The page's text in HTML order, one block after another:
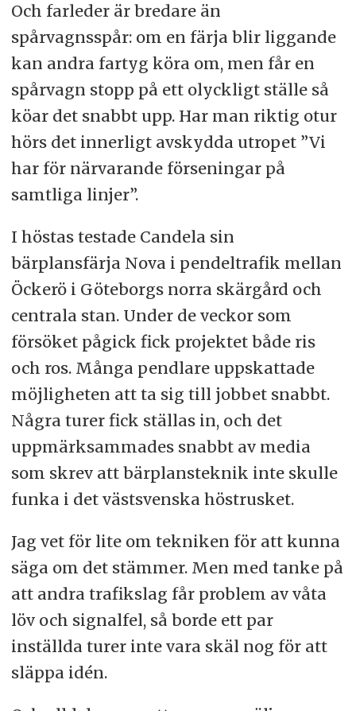
Och farleder är bredare än
spårvagnsspår: om en färja blir liggande
kan andra fartyg köra om, men får en
spårvagn stopp på ett olyckligt ställe så
köar det snabbt upp. Har man riktig otur
hörs det innerligt avskydda utropet ”Vi
har för närvarande förseningar på
samtliga linjer”.
I höstas testade Candela sin
bärplansfärja Nova i pendeltrafik mellan
Öckerö i Göteborgs norra skärgård och
centrala stan. Under de veckor som
försöket pågick fick projektet både ris
och ros. Många pendlare uppskattade
möjligheten att ta sig till jobbet snabbt.
Några turer fick ställas in, och det
uppmärksammades snabbt av media
som skrev att bärplansteknik inte skulle
funka i det västsvenska höstrusket.
Jag vet för lite om tekniken för att kunna
säga om det stämmer. Men med tanke på
att andra trafikslag får problem av våta
löv och signalfel, så borde ett par
inställda turer inte vara skäl nog för att
släppa idén.